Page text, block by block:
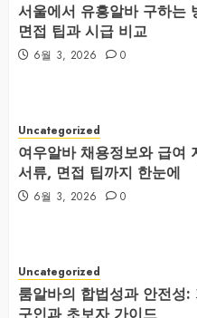
서울에서 유흥알바 구하는
면접 팁과 시급 비교
6월 3, 2026 0
Uncategorized
여우알바 채용정보와 급여
서류, 면접 팁까지 한눈에
6월 3, 2026 0
Uncategorized
룸알바의 합법성과 안전성